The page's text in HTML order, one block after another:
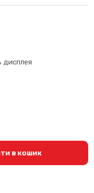
дисплея
в кошик